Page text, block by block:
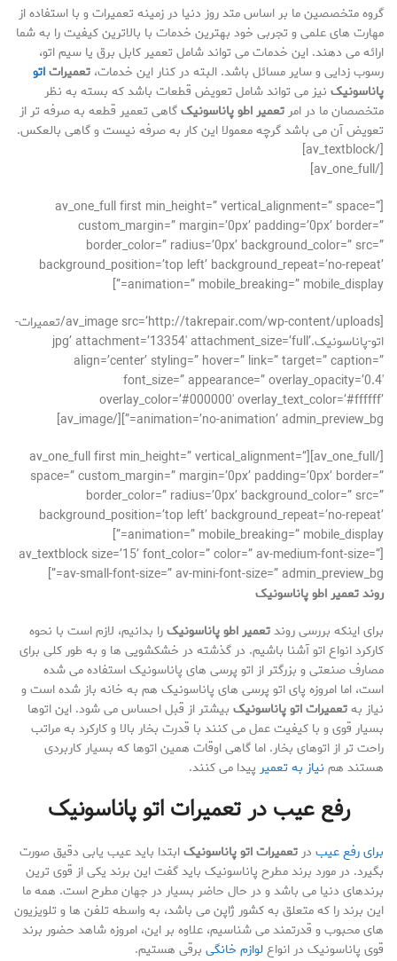
گروه متخصصین ما بر اساس متد روز دنیا در زمینه تعمیرات و با استفاده از
مهارت های علمی و تجربی خود بهترین خدمات با بالاترین کیفیت را به شما
ارائه می دهند. این خدمات می تواند شامل تعمیر کابل برق یا سیم اتو،
رسوب زدایی و سایر مسائل باشد. البته در کنار این خدمات، تعمیراتاتو
پاناسونیک نیز می تواند شامل تعویض قطعات باشد که بسته به نظر
متخصصان ما در امرتعمیر اطو پاناسونیکگاهی تعمیر قطعه به صرفه تر از
تعویض آن می باشد گرچه معمولا این کار به صرفه نیست و گاهی بالعکس.
[/av_textblock]
[/av_one_full]
[av_one_full first min_height=” vertical_alignment=” space=”
custom_margin=” margin=’0px’ padding=’0px’ border=”
border_color=” radius=’0px’ background_color=” src=”
background_position=’top left’ background_repeat=’no-repeat’
animation=” mobile_breaking=” mobile_display=”]
[av_image src=’http://takrepair.com/wp-content/uploads/تعمیرات-
اتو-پاناسونیک.jpg’ attachment=’13354′ attachment_size=’full’
align=’center’ styling=” hover=” link=” target=” caption=”
font_size=” appearance=” overlay_opacity=’0.4′
overlay_color=’#000000′ overlay_text_color=’#ffffff’
animation=’no-animation’ admin_preview_bg=”][/av_image]
[/av_one_full][av_one_full first min_height=” vertical_alignment=”
space=” custom_margin=” margin=’0px’ padding=’0px’ border=”
border_color=” radius=’0px’ background_color=” src=”
background_position=’top left’ background_repeat=’no-repeat’
animation=” mobile_breaking=” mobile_display=”]
[av_textblock size=’15’ font_color=” color=” av-medium-font-size=”
av-small-font-size=” av-mini-font-size=” admin_preview_bg=”]
روندتعمیر اطو پاناسونیک
برای اینکه بررسی روندتعمیر اطو پاناسونیکرا بدانیم، لازم است با نحوه
کارکرد انواع اتو آشنا باشیم. در گذشته در خشکشویی ها و به طور کلی برای
مصارف صنعتی و بزرگتر از اتو پرسی های پاناسونیک استفاده می شده
است، اما امروزه پای اتو پرسی های پاناسونیک هم به خانه باز شده است و
نیاز بهتعمیرات اتو پاناسونیک بیشتر از قبل احساس می شود. این اتوها
بسیار قوی و با کیفیت عمل می کنند با قدرت بخار بالا و کارکرد به مراتب
راحت تر از اتوهای بخار. اما گاهی اوقات همین اتوها که بسیار کاربردی
هستند هم نیاز به تعمیر پیدا می کنند.
رفع عیب درتعمیرات اتو پاناسونیک
برای رفع عیب درتعمیرات اتو پاناسونیکابتدا باید عیب یابی دقیق صورت
بگیرد. در مورد برند مطرح پاناسونیک باید گفت این برند یکی از قوی ترین
برندهای دنیا می باشد و در حال حاضر بسیار در جهان مطرح است. همه ما
این برند را که متعلق به کشور ژاپن می باشد، به واسطه تلفن ها و تلویزیون
های محبوب و قدرتمند می شناسیم، علاوه بر این، امروزه شاهد حضور برند
قوی پاناسونیک در انواعلوازم خانگی برقی هستیم.